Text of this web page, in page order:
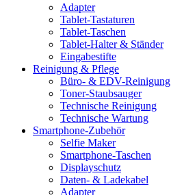
Adapter
Tablet-Tastaturen
Tablet-Taschen
Tablet-Halter & Ständer
Eingabestifte
Reinigung & Pflege
Büro- & EDV-Reinigung
Toner-Staubsauger
Technische Reinigung
Technische Wartung
Smartphone-Zubehör
Selfie Maker
Smartphone-Taschen
Displayschutz
Daten- & Ladekabel
Adapter